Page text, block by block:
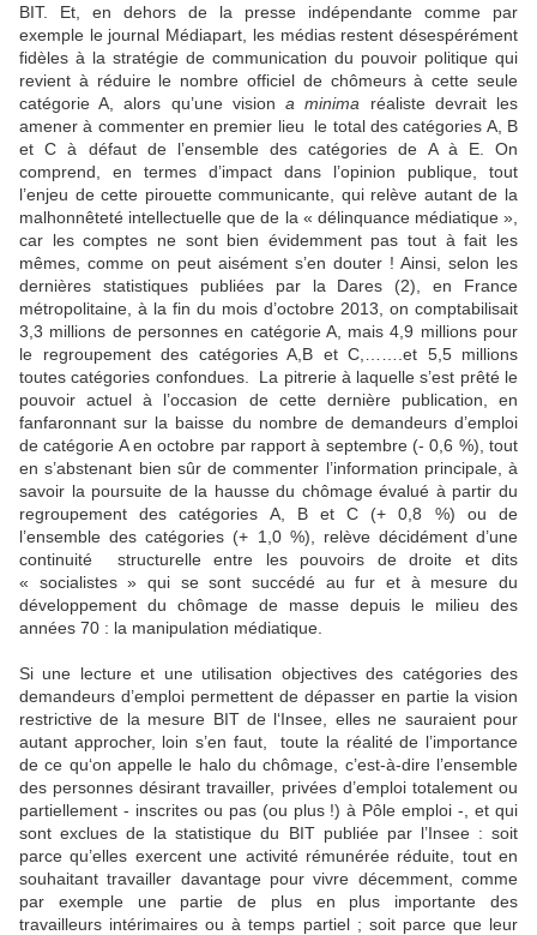
BIT. Et, en dehors de la presse indépendante comme par
exemple le journal Médiapart, les médias restent désespérément
fidèles à la stratégie de communication du pouvoir politique qui
revient à réduire le nombre officiel de chômeurs à cette seule
catégorie A, alors qu’une visiona minima réaliste devrait les
amener à commenter en premier lieu le total des catégories A, B
et C à défaut de l’ensemble des catégories de A à E. On
comprend, en termes d’impact dans l’opinion publique, tout
l’enjeu de cette pirouette communicante, qui relève autant de la
malhonnêteté intellectuelle que de la « délinquance médiatique »,
car les comptes ne sont bien évidemment pas tout à fait les
mêmes, comme on peut aisément s’en douter ! Ainsi, selon les
dernières statistiques publiées par la Dares (2), en France
métropolitaine, à la fin du mois d’octobre 2013, on comptabilisait
3,3 millions de personnes en catégorie A, mais4,9 millions pour
le regroupement des catégories A,B et C ,…….et 5,5 millions
toutes catégories confondues. La pitrerie à laquelle s’est prêté le
pouvoir actuel à l’occasion de cette dernière publication, en
fanfaronnant sur la baisse du nombre de demandeurs d’emploi
de catégorie A en octobre par rapport à septembre (- 0,6 %), tout
en s’abstenant bien sûr de commenter l’information principale, à
savoir la poursuite de la hausse du chômage évalué à partir du
regroupement des catégories A, B et C (+ 0,8 %) ou de
l’ensemble des catégories (+ 1,0 %), relève décidément d’une
continuité structurelle entre les pouvoirs de droite et dits
« socialistes » qui se sont succédé au fur et à mesure du
développement du chômage de masse depuis le milieu des
années 70 : la manipulation médiatique.
Si une lecture et une utilisation objectives des catégories des
demandeurs d’emploi permettent de dépasser en partie la vision
restrictive de la mesure BIT de l‘Insee, elles ne sauraient pour
autant approcher, loin s’en faut, toute la réalité de l’importance
de ce qu‘on appelle le halo du chômage, c’est-à-dire l’ensemble
des personnes désirant travailler, privées d’emploi totalement ou
partiellement - inscrites ou pas (ou plus !) à Pôle emploi -, et qui
sont exclues de la statistique du BIT publiée par l’Insee : soit
parce qu’elles exercent une activité rémunérée réduite, tout en
souhaitant travailler davantage pour vivre décemment, comme
par exemple une partie de plus en plus importante des
travailleurs intérimaires ou à temps partiel ; soit parce que leur